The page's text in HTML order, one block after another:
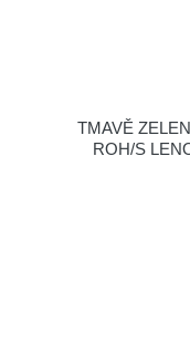
TMAVĚ
ROH/S